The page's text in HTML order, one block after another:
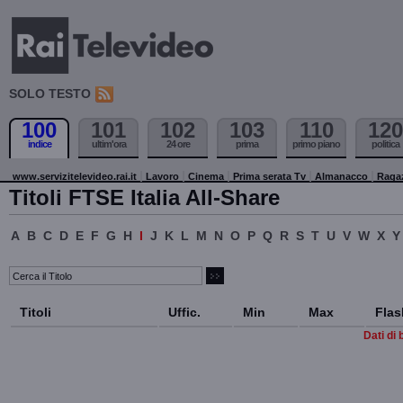
SOLO TESTO
100
indice
101
ultim'ora
102
24 ore
103
prima
110
primo piano
120
politica
www.servizitelevideo.rai.it Lavoro Cinema Prima serata Tv Almanacco
Titoli FTSE Italia All-Share
A B C D E F G H I J K L M N O P Q R S T U V W X Y
Titoli Uffic. Min Max
Dati di